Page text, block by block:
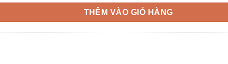
THÊM VÀO GIỎ HÀNG